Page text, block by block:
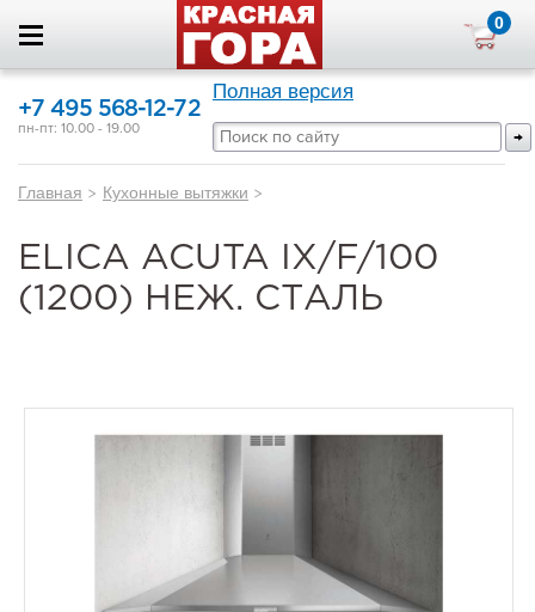
0
+7 495 568-12-72
пн-пт: 10.00 - 19.00
Полная версия
Главная > Кухонные вытяжки >
ELICA ACUTA IX/F/100
(1200) НЕЖ. СТАЛЬ